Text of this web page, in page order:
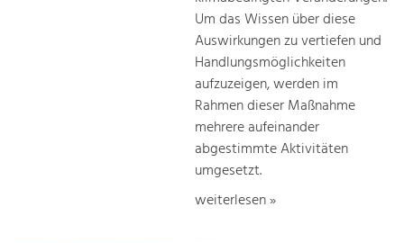
Um das Wissen über diese
Auswirkungen zu vertiefen und
Handlungsmöglichkeiten
aufzuzeigen, werden im
Rahmen dieser Maßnahme
mehrere aufeinander
abgestimmte Aktivitäten
umgesetzt.
weiterlesen »